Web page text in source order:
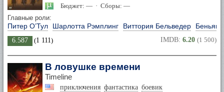
Бюджет: — · Сборы: —
Главные роли:
Питер О’Тул Шарлотта Рэмплинг Виттория Бельведер
6.587 (1 111) IMDB: 6.20 (1 500)
В ловушке времени
Timeline
приключения фантастика боевик